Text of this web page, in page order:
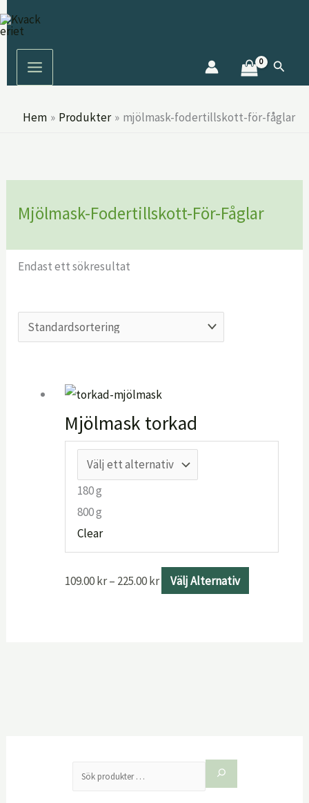
till
innehåll
Sök
Hem Produkter mjölmask-fodertillskott-för-fåglar
Mjölmask-Fodertillskott-För-Fåglar
Endast ett sökresultat
Mjölmask torkad
180 g
800 g
Clear
109.00kr– 225.00kr
109.00 kr
till
225.00 kr
Välj Alternativ
har
kan